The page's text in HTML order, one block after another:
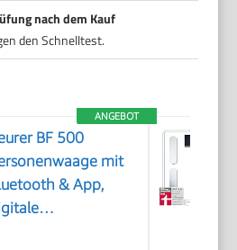
nach dem Kauf
den Schnelltest.
ANGEBOT
BF 500
mit
& App,